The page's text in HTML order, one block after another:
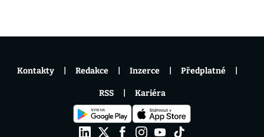
Kontakty Redakce Inzerce Předplatné
RSS Kariéra